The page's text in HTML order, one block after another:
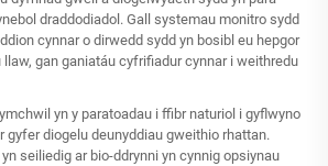
draddodiadol. Gall systemau monitro sydd
cynnar o dirwedd sydd yn bosibl eu hepgor
gan ganiatáu cyfrifiadur cynnar i weithredu
yn y paratoadau i ffibr naturiol i gyflwyno
gyfer diogelu deunyddiau gweithio rhattan.
seiliedig ar bio-ddrynni yn cynnig opsiynau